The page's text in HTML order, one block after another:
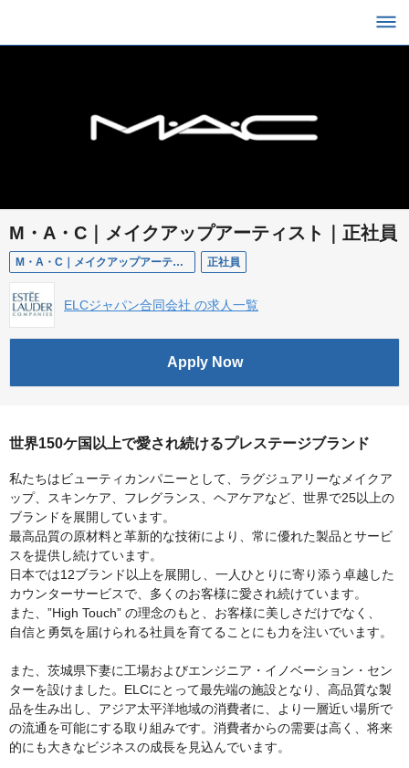
M・A・C｜メイクアップアーティスト｜正社員
M・A・C｜メイクアップアーティスト｜正社員 正社員
ELCジャパン合同会社 の求人一覧
Apply Now
世界150ケ国以上で愛され続けるプレステージブランド
私たちはビューティカンパニーとして、ラグジュアリーなメイクア
ップ、スキンケア、フレグランス、ヘアケアなど、世界で25以上の
ブランドを展開しています。
最高品質の原材料と革新的な技術により、常に優れた製品とサービ
スを提供し続けています。
日本では12ブランド以上を展開し、一人ひとりに寄り添う卓越した
カウンターサービスで、多くのお客様に愛され続けています。
また、”High Touch” の理念のもと、お客様に美しさだけでなく、
自信と勇気を届けられる社員を育てることにも力を注いでいます。
また、茨城県下妻に工場およびエンジニア・イノベーション・セン
ターを設けました。ELCにとって最先端の施設となり、高品質な製
品を生み出し、アジア太平洋地域の消費者に、より一層近い場所で
の流通を可能にする取り組みです。消費者からの需要は高く、将来
的にも大きなビジネスの成長を見込んでいます。